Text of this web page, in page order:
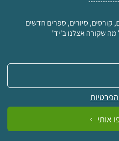
קורסים, סיורים, ספרים חדשים
שקורה אצלנו ב'יד'
אותי